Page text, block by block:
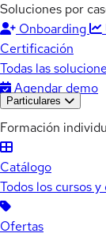
Soluciones por
Onboarding
Certificación
Todas las
Agendar demo
Particulares
Formación
Catálogo
Todos los cursos y
Ofertas